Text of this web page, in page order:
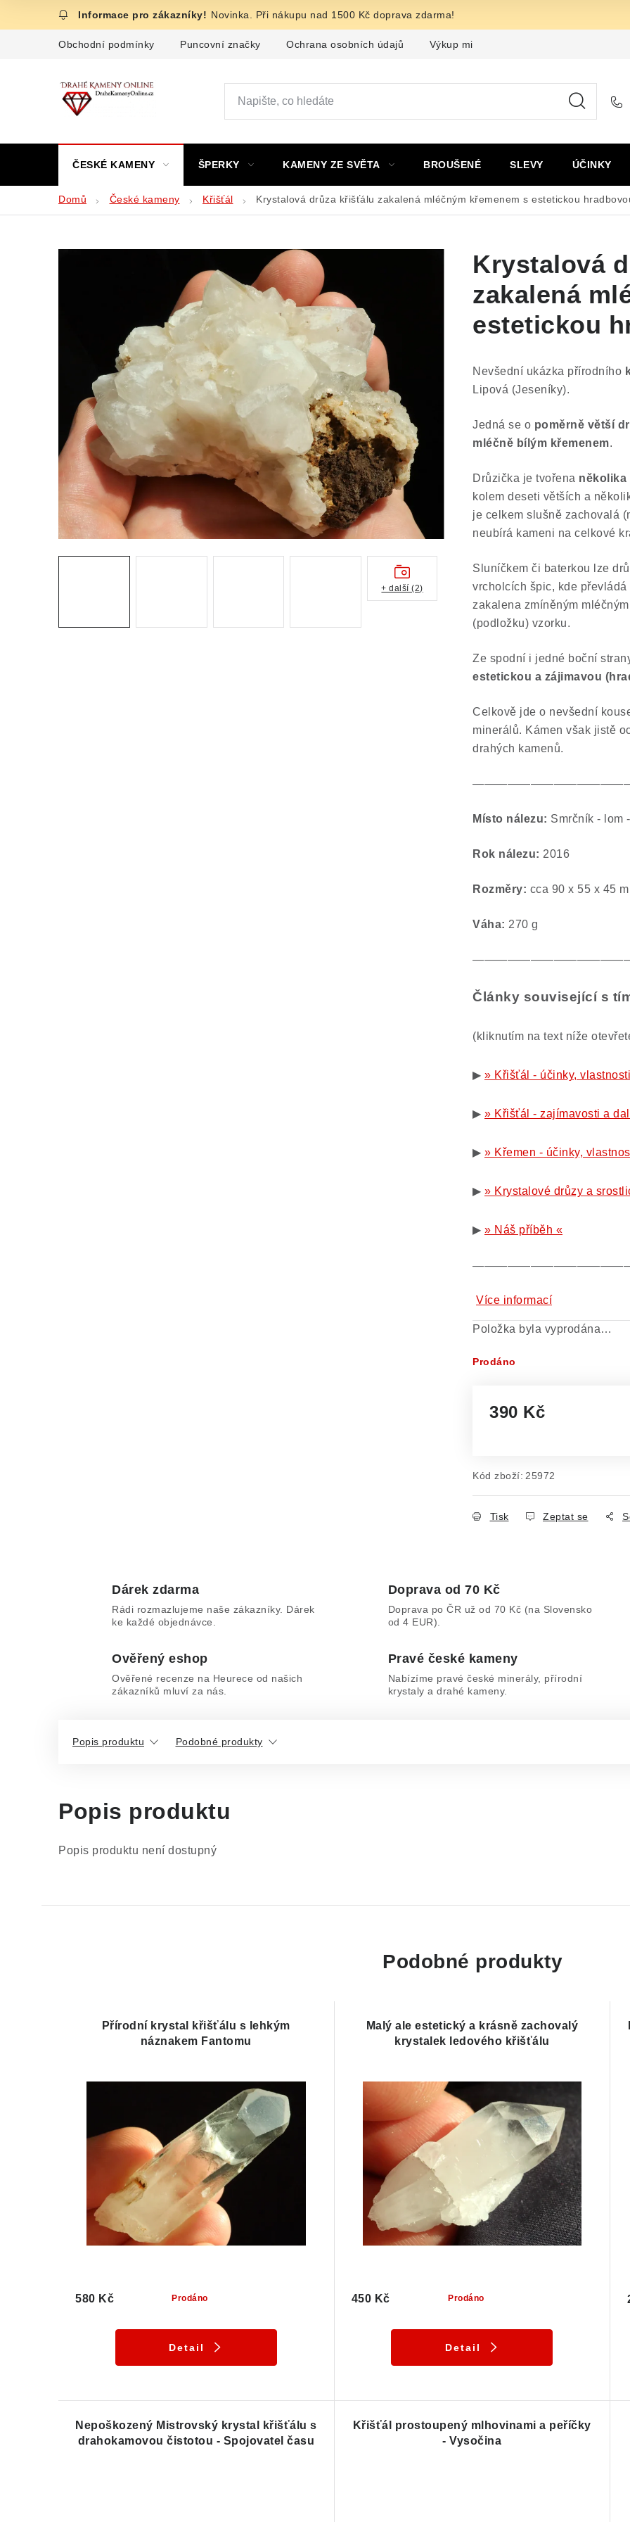
Novinka. Při nákupu nad 1500 Kč doprava zdarma!
Obchodní podmínky Puncovní značky Ochrana osobních údajů Výkup minerálů a drahých kamenů
ČESKÉ KAMENY ŠPERKY KAMENY ZE SVĚTA BROUŠENÉ SLEVY ÚČINKY
Domů České kameny Křišťál Krystalová drůza křišťálu zakalená mléčným křemenem s estetickou
Krystalová
zakalená
estetickou
Nevšední ukázka přírodního
Lipová (Jeseníky).
Jedná se o poměrně větší
mléčně bílým křemenem.
Drůzička je tvořena několika
kolem deseti větších a
je celkem slušně zachovalá
neubírá kameni na celkové
Sluníčkem či baterkou lze
vrcholcích špic, kde
zakalena zmíněným
(podložku) vzorku.
Ze spodní i jedné boční
estetickou a zájimavou
Celkově jde o nevšední
minerálů. Kámen však jistě
drahých kamenů.
Místo nálezu: Smrčník
Rok nálezu: 2016
Rozměry: cca 90 x 55 x 45
Váha: 270 g
Články související s
(kliknutím na text níže
▶ » Křišťál - účinky,
▶ » Křišťál - zajímavosti a
▶ » Křemen - účinky,
▶ » Krystalové drůzy a
▶ » Náš příběh «
Více informací
Položka byla vyprodána…
Prodáno
390 Kč
Kód zboží: 25972
Tisk Zeptat se
+ další (2)
Dárek zdarma
Rádi rozmazlujeme naše zákazníky. Dárek
ke každé objednávce.
Doprava od 70 Kč
Doprava po ČR už od 70 Kč (na Slovensko
od 4 EUR).
Ověřený eshop
Ověřené recenze na Heurece od našich
zákazníků mluví za nás.
Pravé české kameny
Nabízíme pravé české minerály, přírodní
krystaly a drahé kameny.
Popis produktu Podobné produkty
Popis produktu
Popis produktu není dostupný
Podobné produkty
Přírodní krystal křišťálu s lehkým
náznakem Fantomu
Prodáno
580 Kč
Detail
Malý ale estetický a krásně zachovalý
krystalek ledového křišťálu
Prodáno
450 Kč
Detail
Nepoškozený Mistrovský krystal křišťálu s
drahokamovou čistotou - Spojovatel času
Křišťál prostoupený mlhovinami a peříčky
- Vysočina